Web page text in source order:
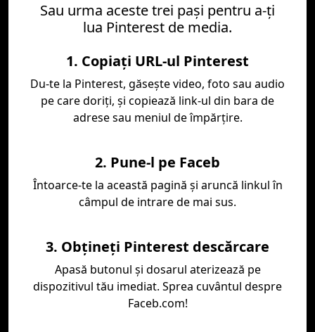
Sau urma aceste trei paşi pentru a-ţi
lua Pinterest de media.
1. Copiați URL-ul Pinterest
Du-te la Pinterest, găseşte video, foto sau audio
pe care doriţi, şi copiează link-ul din bara de
adrese sau meniul de împărţire.
2. Pune-l pe Faceb
Întoarce-te la această pagină şi aruncă linkul în
câmpul de intrare de mai sus.
3. Obțineți Pinterest descărcare
Apasă butonul şi dosarul aterizează pe
dispozitivul tău imediat. Sprea cuvântul despre
Faceb.com!